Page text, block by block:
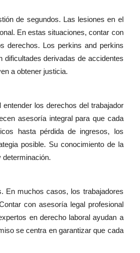
de segundos. Las lesiones en el
En estas situaciones, contar con
derechos. Los perkins and perkins
dificultades derivadas de accidentes
a obtener justicia.
los derechos del trabajador
asesoría integral para que cada
hasta pérdida de ingresos, los
posible. Su conocimiento de la
En muchos casos, los trabajadores
con asesoría legal profesional
en derecho laboral ayudan a
se centra en garantizar que cada